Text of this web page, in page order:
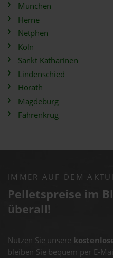
München
Herne
Netphen
Köln
Sankt Katharinen
Lindenschied
Horath
Magdeburg
Fahrenkrug
IMMER AUF DEM
Pelletspreise im
überall!
Nutzen Sie unsere
bleiben Sie bequem per E-